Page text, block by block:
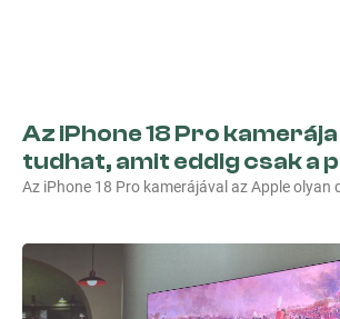
Az iPhone 18 Pro
tudhat, amit eddig csak a
Az iPhone 18 Pro kamerájával az Apple olyan